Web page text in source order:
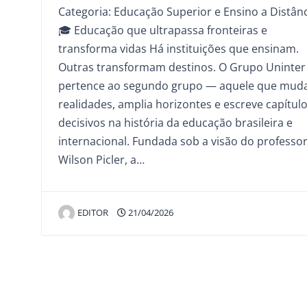
Categoria: Educação Superior e Ensino a
🎓 Educação que ultrapassa fronteiras e
transforma vidas Há instituições que ensinam.
Outras transformam destinos. O Grupo Uninter
pertence ao segundo grupo — aquele que
realidades, amplia horizontes e escreve
decisivos na história da educação brasileira e
internacional. Fundada sob a visão do professor
Wilson Picler, a…
EDITOR 21/04/2026